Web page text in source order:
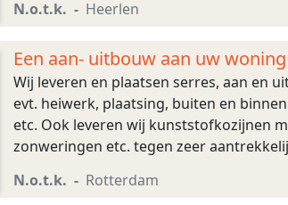
N.o.t.k. Heerlen
Een aan- uitbouw aan uw woning
Wij leveren en plaatsen serres, aan en
evt. heiwerk, plaatsing, buiten en
etc. Ook leveren wij kunststofkozijnen
zonweringen etc. tegen zeer
N.o.t.k. Rotterdam